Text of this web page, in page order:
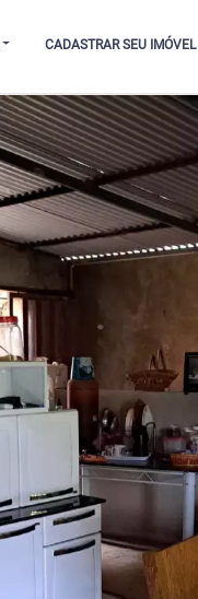
CADASTRAR SEU IMÓVEL